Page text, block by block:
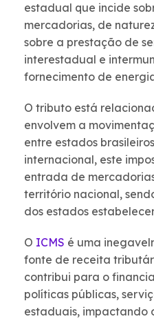
estadual que incide
mercadorias, de
sobre a prestação de
interestadual e
fornecimento de
O tributo está
envolvem a
entre estados
internacional, este
entrada de
território nacional,
dos estados
O ICMS é uma
fonte de receita
contribui para o
políticas públicas,
estaduais, impactando